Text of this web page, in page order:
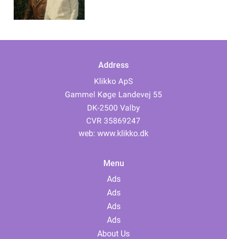
Address
web: www.klikko.dk
Menu
Ads
Ads
Ads
Ads
About Us